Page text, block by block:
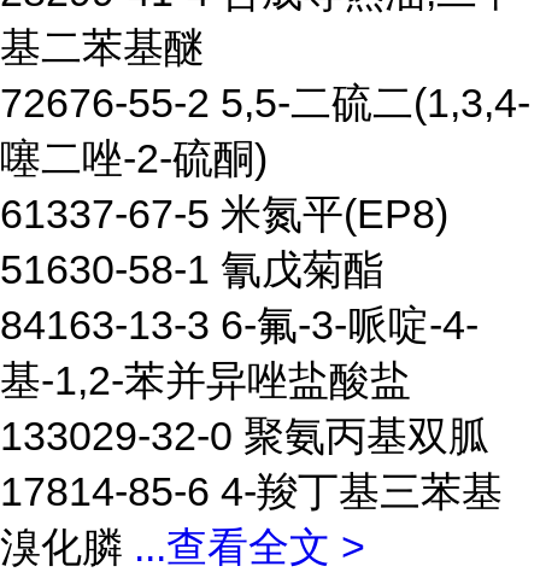
基二苯基醚
72676-55-2 5,5-二硫二(1,3,4-
噻二唑-2-硫酮)
61337-67-5 米氮平(EP8)
51630-58-1 氰戊菊酯
84163-13-3 6-氟-3-哌啶-4-
基-1,2-苯并异唑盐酸盐
133029-32-0 聚氨丙基双胍
17814-85-6 4-羧丁基三苯基
溴化膦 ...查看全文 >